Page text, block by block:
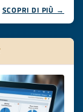
SCOPRI DI PIÙ →